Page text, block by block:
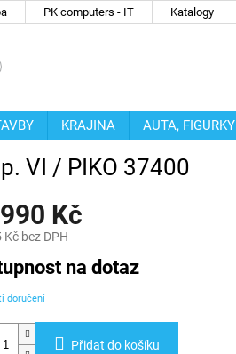
PK computers - IT Katalogy
KRAJINA AUTA, FIGURKY
VI / PIKO 37400
Kč
Kč bez DPH
na dotaz
doručení
Přidat do košíku